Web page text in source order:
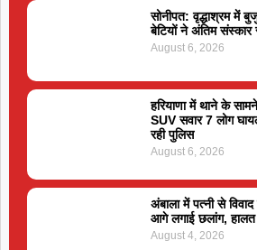
सोनीपत: वृद्धाश्रम में
बेटियों ने अंतिम संस्कार
August 6, 2026
हरियाणा में थाने के
SUV सवार 7 लोग
रही पुलिस
August 6, 2026
अंबाला में पत्नी से
आगे लगाई छलांग, हालत
August 4, 2026